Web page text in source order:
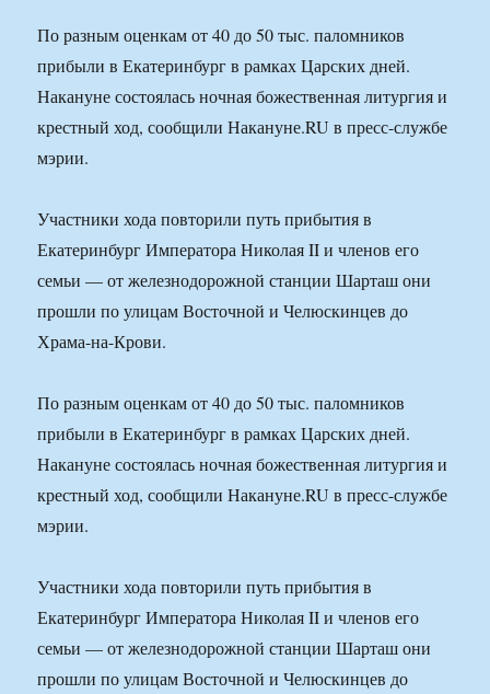
По разным оценкам от 40 до 50 тыс. паломников
прибыли в Екатеринбург в рамках Царских дней.
Накануне состоялась ночная божественная литургия и
крестный ход, сообщили Накануне.RU в пресс-службе
мэрии.
Участники хода повторили путь прибытия в
Екатеринбург Императора Николая II и членов его
семьи — от железнодорожной станции Шарташ они
прошли по улицам Восточной и Челюскинцев до
Храма-на-Крови.
По разным оценкам от 40 до 50 тыс. паломников
прибыли в Екатеринбург в рамках Царских дней.
Накануне состоялась ночная божественная литургия и
крестный ход, сообщили Накануне.RU в пресс-службе
мэрии.
Участники хода повторили путь прибытия в
Екатеринбург Императора Николая II и членов его
семьи — от железнодорожной станции Шарташ они
прошли по улицам Восточной и Челюскинцев до